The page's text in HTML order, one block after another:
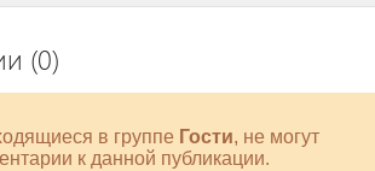
(0)
в группе Гости, не могут
к данной публикации.